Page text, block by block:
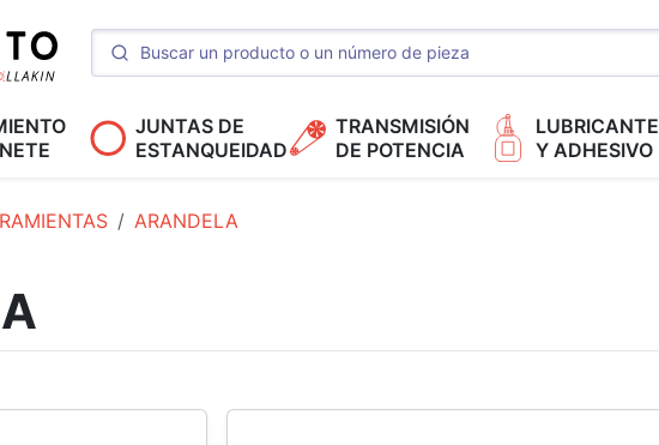
JUNTAS DE
ESTANQUEIDAD
TRANSMISIÓN
DE POTENCIA
LUBRICANTE
Y ADHESIVO
ARANDELA